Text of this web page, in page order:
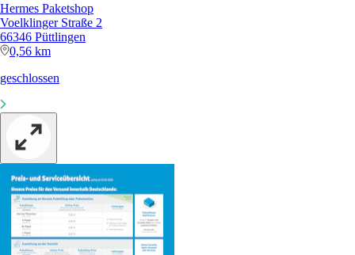
Hermes Paketshop
Voelklinger Straße 2
66346 Püttlingen
0,56 km
geschlossen